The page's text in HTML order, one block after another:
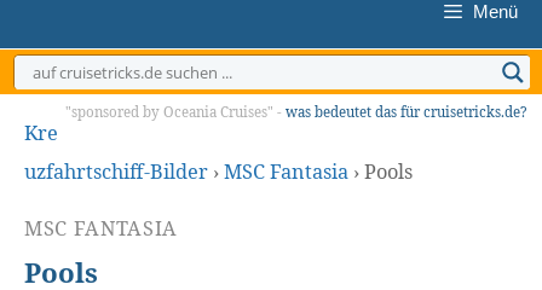
Menü
"sponsored by Oceania Cruises" - was bedeutet das für cruisetricks.de?
Kre
uzfahrtschiff-Bilder ›MSC Fantasia ›Pools
MSC FANTASIA
Pools